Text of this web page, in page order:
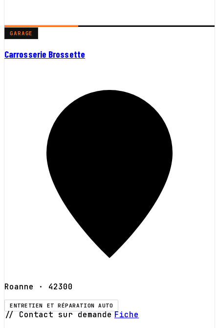
GARAGE
Carrosserie Brossette
Roanne · 42300
ENTRETIEN ET RÉPARATION AUTO
// Contact sur demande Fiche